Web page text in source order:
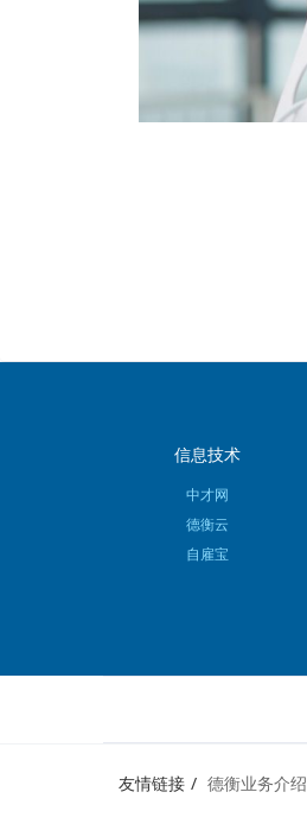
信息技术
中才网
德衡云
自雇宝
友情链接
德衡业务介绍